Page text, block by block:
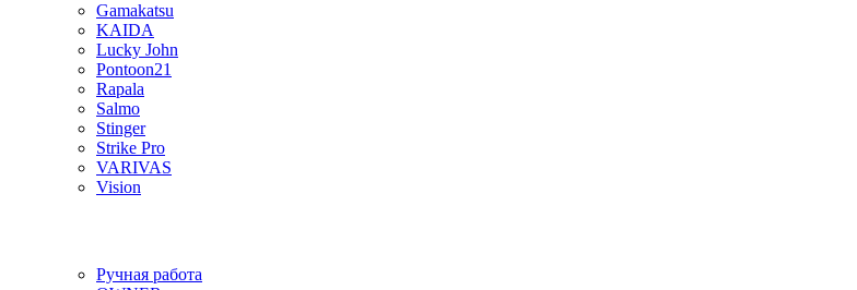
Gamakatsu
KAIDA
Lucky John
Pontoon21
Rapala
Salmo
Stinger
Strike Pro
VARIVAS
Vision
Ручная работа